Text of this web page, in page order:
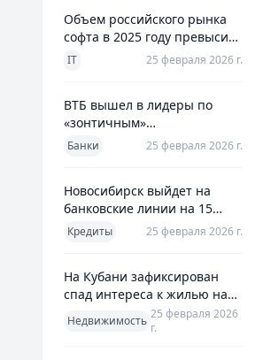
Объем российского рынка
софта в 2025 году превысил
800 млрд рублей
IT 25 февраля 2026 г.
ВТБ вышел в лидеры по
«зонтичным»
поручительствам для МСП
Банки 25 февраля 2026 г.
Новосибирск выйдет на
банковские линии на 15
млрд рублей для закрытия
дефицита
Кредиты 25 февраля 2026 г.
На Кубани зафиксирован
спад интереса к жилью на
Недвижимость 25 февраля 2026
г.